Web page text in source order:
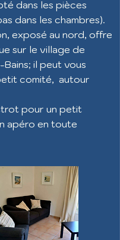
dans les pièces
dans les chambres).
exposé au nord, offre
sur le village de
il peut vous
comité, autour
pour un petit
apéro en toute